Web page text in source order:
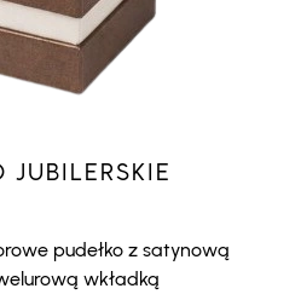
JUBILERSKIE
pudełko z satynową
wkładką